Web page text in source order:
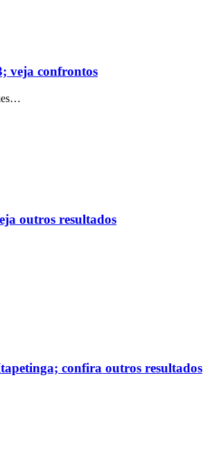
veja confrontos
outros resultados
confira outros resultados